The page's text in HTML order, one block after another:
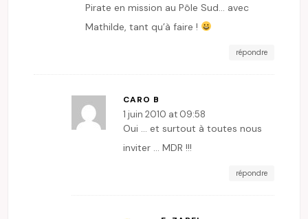
Pirate en mission au Pôle Sud… avec
Mathilde, tant qu’à faire !
répondre
CARO B
1 juin 2010 at 09:58
Oui … et surtout à toutes nous
inviter … MDR !!!
répondre